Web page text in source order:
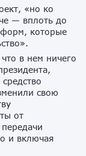
«но ко
— вплоть до
которые
в нем ничего
свою
от
и включая